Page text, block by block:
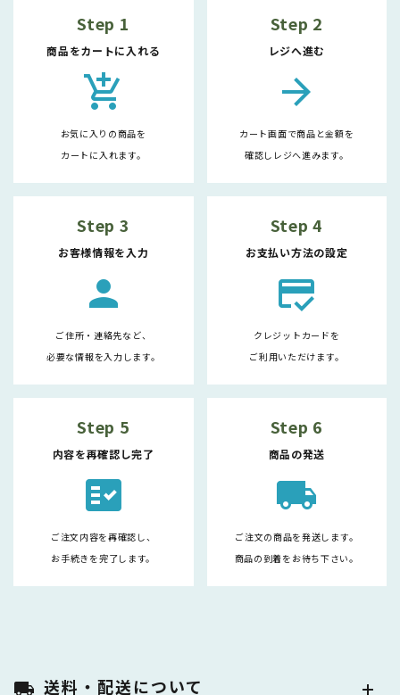
Step 1
商品をカートに入れる
add_shopping_cart
お気に入りの商品を
カートに入れます。
Step 2
レジへ進む
arrow_forward
カート画面で商品と金額を
確認しレジへ進みます。
Step 3
お客様情報を入力
person
ご住所・連絡先など、
必要な情報を入力します。
Step 4
お支払い方法の設定
credit_score
クレジットカードを
ご利用いただけます。
Step 5
内容を再確認し完了
fact_check
ご注文内容を再確認し、
お手続きを完了します。
Step 6
商品の発送
local_shipping
ご注文の商品を発送します。
商品の到着をお待ち下さい。
local_shipping 送料・配送について